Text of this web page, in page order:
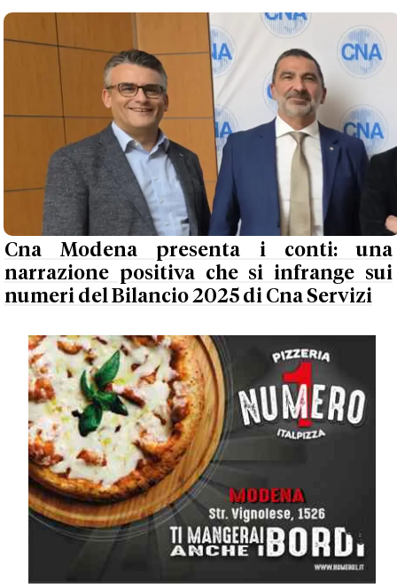
Cna Modena presenta i conti: una
narrazione positiva che si infrange sui
numeri del Bilancio 2025 di Cna Servizi